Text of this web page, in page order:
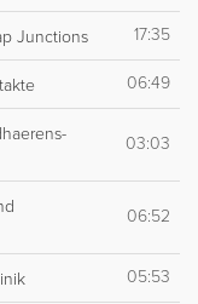
Junctions 17:35
06:49
03:03
06:52
05:53